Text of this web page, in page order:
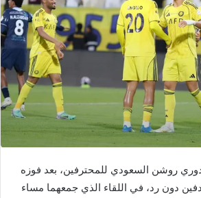
روشن السعودي للمحترفين، بعد فوزه
دون رد، في اللقاء الذي جمعهما مساء